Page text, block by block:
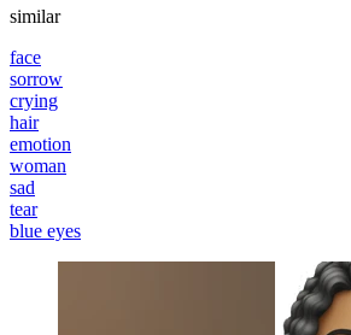
similar
face
sorrow
crying
hair
emotion
woman
sad
tear
blue eyes